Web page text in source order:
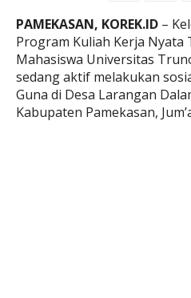
PAMEKASAN, KOREK.ID –
Program Kuliah Kerja Nyata
Mahasiswa Universitas
sedang aktif melakukan
Guna di Desa Larangan
Kabupaten Pamekasan,